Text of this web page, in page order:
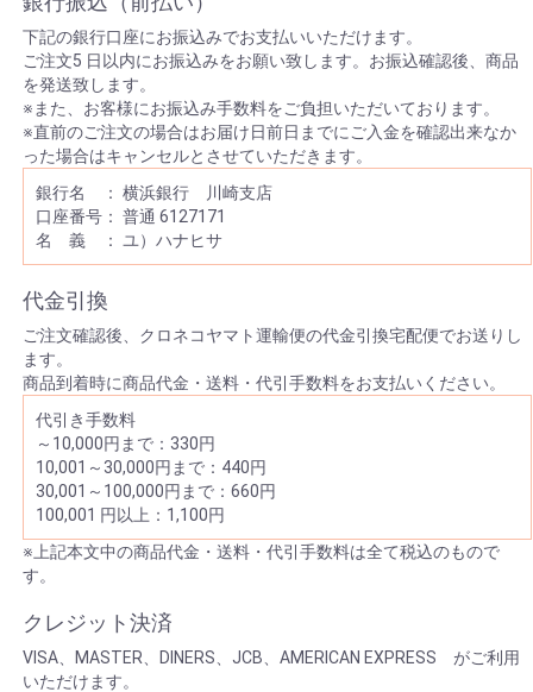
下記の銀行口座にお振込みでお支払いいただけます。
ご注文5 日以内にお振込みをお願い致します。お振込確認後、商品
を発送致します。
※また、お客様にお振込み手数料をご負担いただいております。
※直前のご注文の場合はお届け日前日までにご入金を確認出来なか
った場合はキャンセルとさせていただきます。
銀行名 ： 横浜銀行 川崎支店
口座番号： 普通 6127171
名 義 ： ユ）ハナヒサ
代金引換
ご注文確認後、クロネコヤマト運輸便の代金引換宅配便でお送りし
ます。
商品到着時に商品代金・送料・代引手数料をお支払いください。
代引き手数料
～10,000円まで：330円
10,001～30,000円まで：440円
30,001～100,000円まで：660円
100,001 円以上：1,100円
※上記本文中の商品代金・送料・代引手数料は全て税込のもので
す。
クレジット決済
VISA、MASTER、DINERS、JCB、AMERICAN EXPRESS がご利用
いただけます。